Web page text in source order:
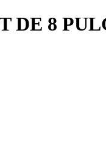
DE 8